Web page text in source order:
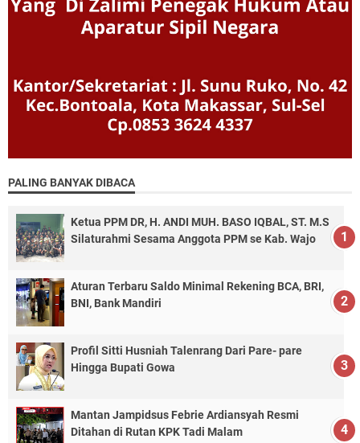
PALING BANYAK DIBACA
Ketua PPM DR, H. ANDI MUH. BASO IQBAL, ST. M.S
Silaturahmi Sesama Anggota PPM se Kab. Wajo
Aturan Terbaru Saldo Minimal Rekening BCA, BRI,
BNI, Bank Mandiri
Profil Sitti Husniah Talenrang Dari Pare- pare
Hingga Bupati Gowa
Mantan Jampidsus Febrie Ardiansyah Resmi
Ditahan di Rutan KPK Tadi Malam